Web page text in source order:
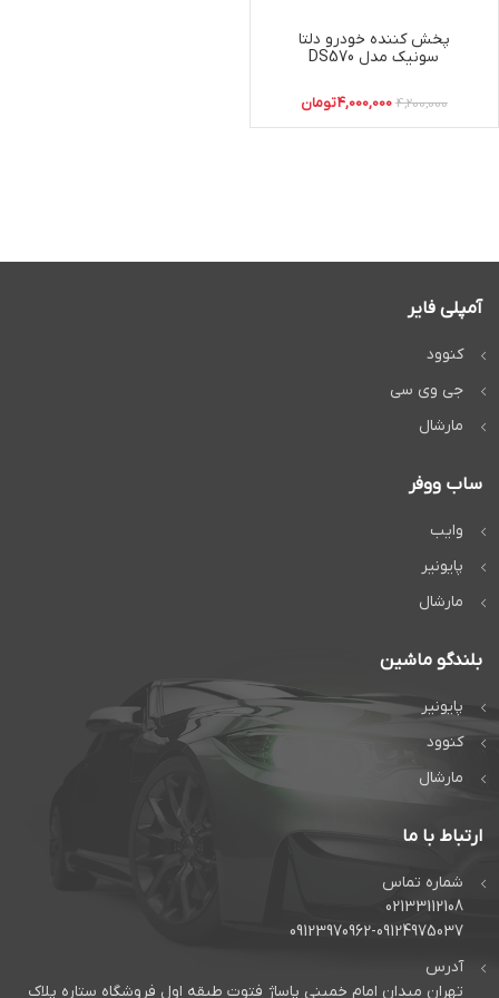
پخش کننده خودرو دلتا
سونیک مدل DS570
4,200,000
4,000,000تومان
آمپلی فایر
کنوود
جی وی سی
مارشال
ساب ووفر
وایب
پایونیر
مارشال
بلندگو ماشین
پایونیر
کنوود
مارشال
ارتباط با ما
شماره تماس
02133112108
09123970962-09124975037
آدرس
تهران میدان امام خمینی پاساژ فتوت طبقه اول فروشگاه ستاره پلاک